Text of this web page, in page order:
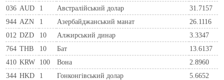
036 AUD 1 Австралійський долар
31.7157
944 AZN 1 Азербайджанський манат
26.1116
012 DZD 10 Алжирський динар
3.3347
764 THB 10 Бат
13.6137
410 KRW 100 Вона
2.8960
344 HKD 1 Гонконгівський долар
5.6652